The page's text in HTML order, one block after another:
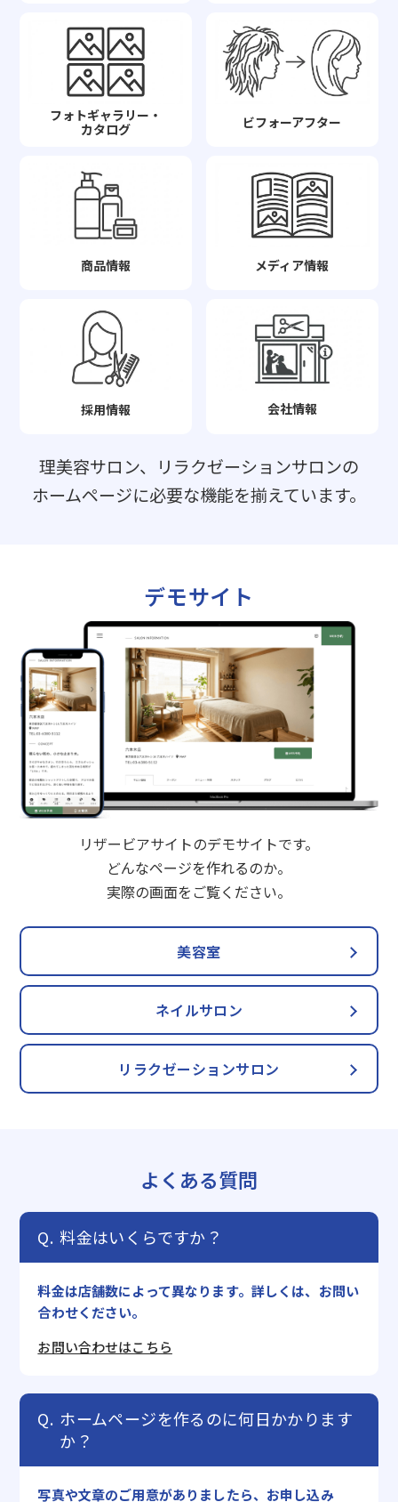
フォトギャラリー・
カタログ
ビフォーアフター
商品情報 メディア情報
採用情報 会社情報
理美容サロン、リラクゼーションサロンの
ホームページに必要な機能を揃えています。
デモサイト
リザービアサイトのデモサイトです。
どんなページを作れるのか。
実際の画面をご覧ください。
美容室
ネイルサロン
リラクゼーションサロン
よくある質問
料金はいくらですか？
料金は店舗数によって異なります。詳しくは、お問い
合わせください。
お問い合わせはこちら
ホームページを作るのに何日かかります
か？
写真や文章のご用意がありましたら、お申し込み